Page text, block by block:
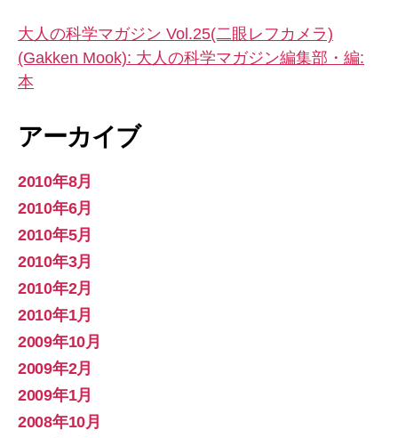
大人の科学マガジン Vol.25(二眼レフカメラ)
(Gakken Mook): 大人の科学マガジン編集部・編:
本
アーカイブ
2010年8月
2010年6月
2010年5月
2010年3月
2010年2月
2010年1月
2009年10月
2009年2月
2009年1月
2008年10月